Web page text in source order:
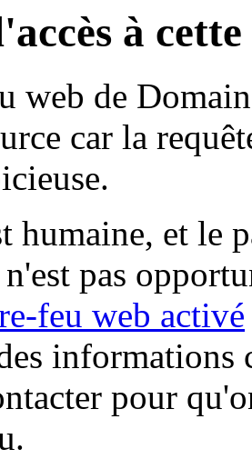
à
web de
car la
humaine, et le
pas
feu web activé
informations
pour